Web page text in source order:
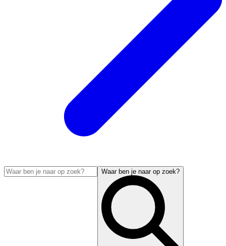
Waar ben je naar op zoek?